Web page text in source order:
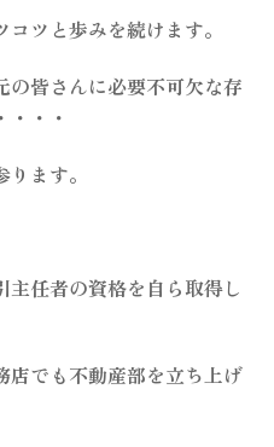
ツと歩みを続けます。
の皆さんに必要不可欠な存
・・
ます。
任者の資格を自ら取得し
店でも不動産部を立ち上げ